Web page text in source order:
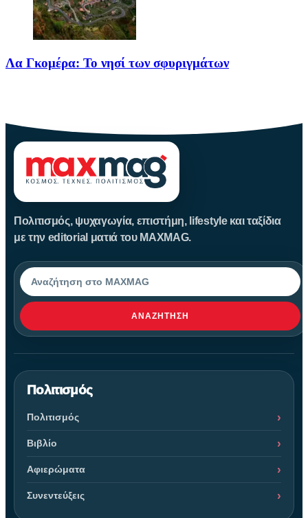
Λα Γκομέρα: Το νησί των σφυριγμάτων
Πολιτισμός, ψυχαγωγία, επιστήμη, lifestyle και ταξίδια
με την editorial ματιά του MAXMAG.
Αναζήτηση
ΑΝΑΖΉΤΗΣΗ
Πολιτισμός
Πολιτισμός
Βιβλίο
Αφιερώματα
Συνεντεύξεις